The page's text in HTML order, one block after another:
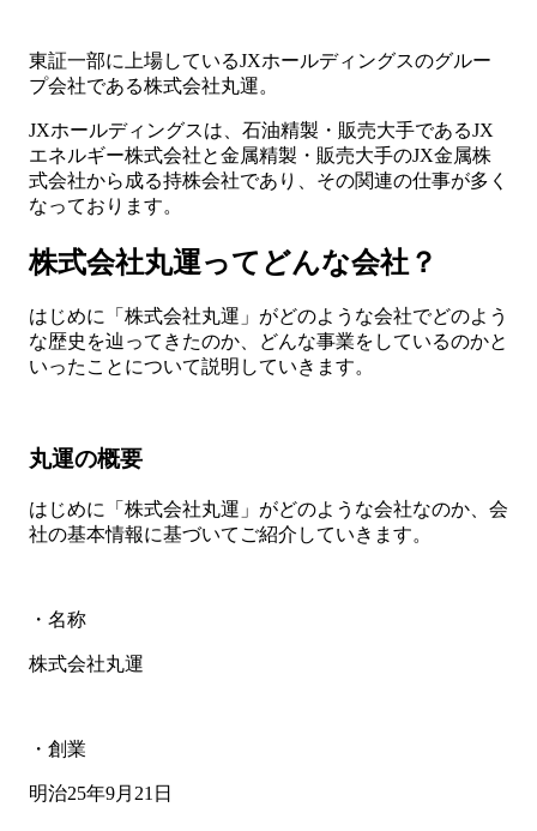
東証一部に上場しているJXホールディングスのグルー
プ会社である株式会社丸運。
JXホールディングスは、石油精製・販売大手であるJX
エネルギー株式会社と金属精製・販売大手のJX金属株
式会社から成る持株会社であり、その関連の仕事が多く
なっております。
株式会社丸運ってどんな会社？
はじめに「株式会社丸運」がどのような会社でどのよう
な歴史を辿ってきたのか、どんな事業をしているのかと
いったことについて説明していきます。
丸運の概要
はじめに「株式会社丸運」がどのような会社なのか、会
社の基本情報に基づいてご紹介していきます。
・名称
株式会社丸運
・創業
明治25年9月21日